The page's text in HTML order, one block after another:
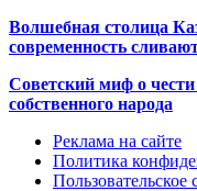
Волшебная столица
современность
Советский миф о чести
собственного народа
Реклама на сайте
Политика
Пользовательское